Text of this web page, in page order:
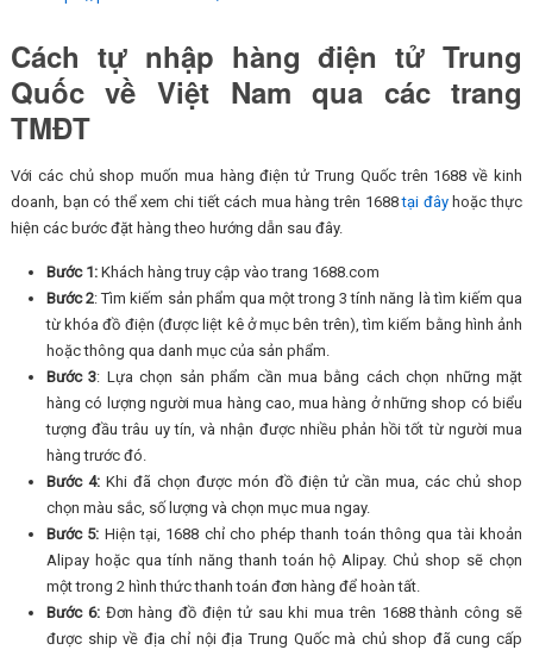
Cách tự nhập hàng điện tử Trung
Quốc về Việt Nam qua các trang
TMĐT
Với các chủ shop muốn mua hàng điện tử Trung Quốc trên 1688 về kinh
doanh, bạn có thể xem chi tiết cách mua hàng trên 1688tại đâyhoặc thực
hiện các bước đặt hàng theo hướng dẫn sau đây.
Bước 1: Khách hàng truy cập vào trang 1688.com
Bước 2: Tìm kiếm sản phẩm qua một trong 3 tính năng là tìm kiếm qua
từ khóa đồ điện (được liệt kê ở mục bên trên), tìm kiếm bằng hình ảnh
hoặc thông qua danh mục của sản phẩm.
Bước 3: Lựa chọn sản phẩm cần mua bằng cách chọn những mặt
hàng có lượng người mua hàng cao, mua hàng ở những shop có biểu
tượng đầu trâu uy tín, và nhận được nhiều phản hồi tốt từ người mua
hàng trước đó.
Bước 4: Khi đã chọn được món đồ điện tử cần mua, các chủ shop
chọn màu sắc, số lượng và chọn mục mua ngay.
Bước 5: Hiện tại, 1688 chỉ cho phép thanh toán thông qua tài khoản
Alipay hoặc qua tính năng thanh toán hộ Alipay. Chủ shop sẽ chọn
một trong 2 hình thức thanh toán đơn hàng để hoàn tất.
Bước 6: Đơn hàng đồ điện tử sau khi mua trên 1688 thành công sẽ
được ship về địa chỉ nội địa Trung Quốc mà chủ shop đã cung cấp